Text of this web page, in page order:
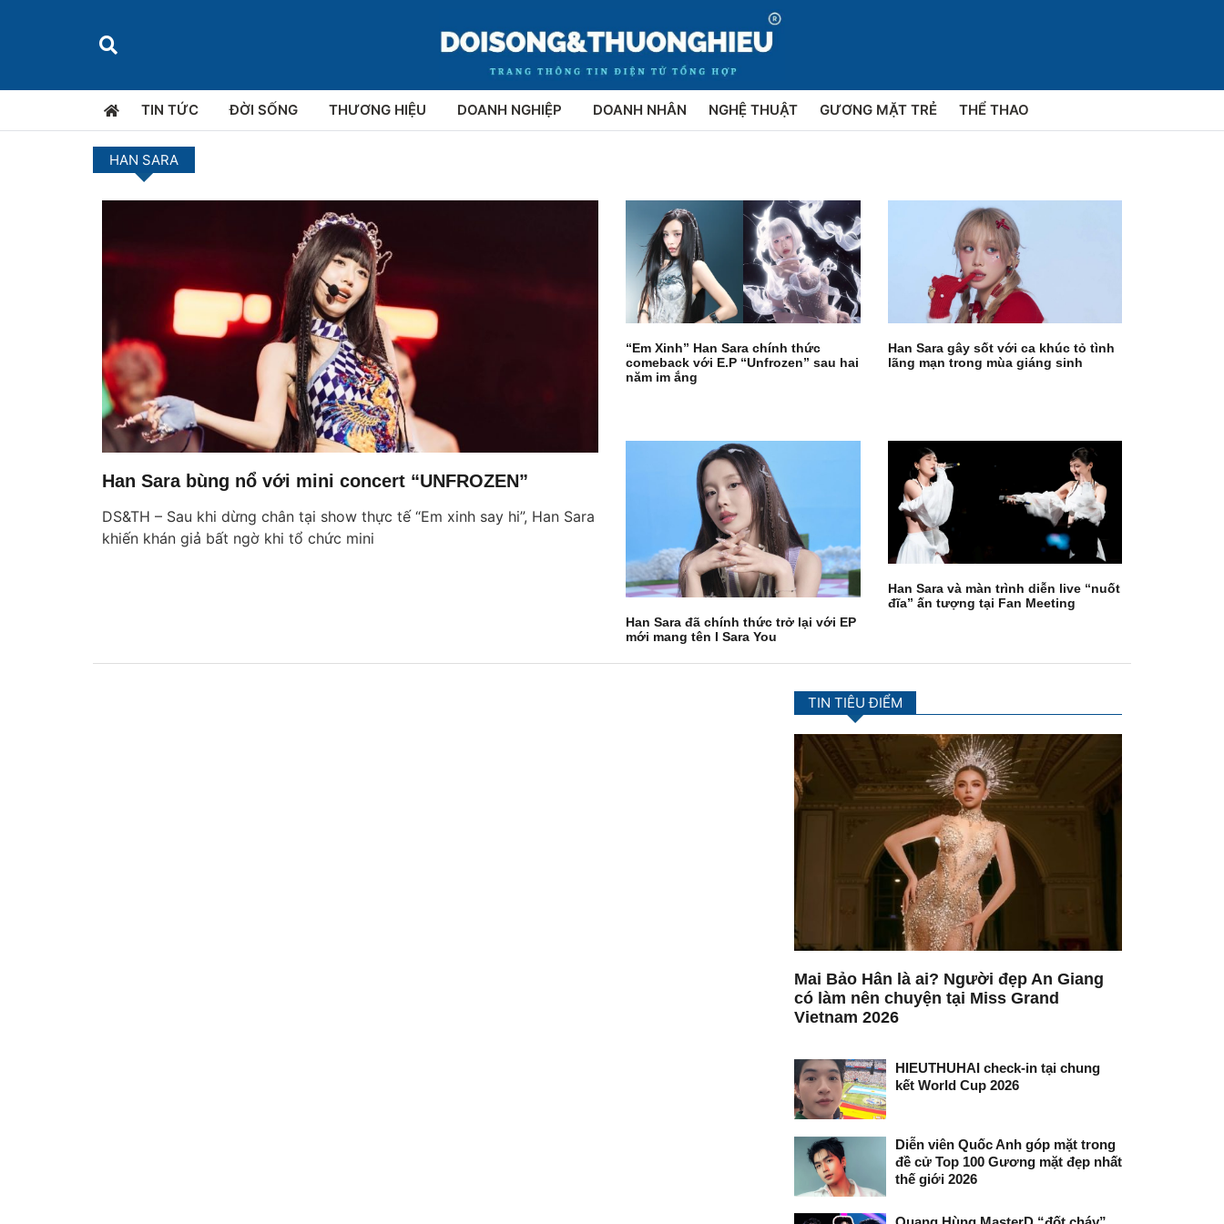
TIN TỨC ĐỜI SỐNG THƯƠNG HIỆU DOANH NGHIỆP DOANH NHÂN NGHỆ THUẬT GƯƠNG MẶT TRẺ THỂ THAO
HAN SARA
Han Sara bùng nổ với mini concert “UNFROZEN”
DS&TH – Sau khi dừng chân tại show thực tế “Em xinh say hi”, Han Sara
khiến khán giả bất ngờ khi tổ chức mini
“Em Xinh” Han Sara chính thức
comeback với E.P “Unfrozen” sau hai
năm im ắng
Han Sara gây sốt với ca khúc tỏ tình
lãng mạn trong mùa giáng sinh
Han Sara đã chính thức trở lại với EP
mới mang tên I Sara You
Han Sara và màn trình diễn live “nuốt
đĩa” ấn tượng tại Fan Meeting
TIN TIÊU ĐIỂM
Mai Bảo Hân là ai? Người đẹp An Giang
có làm nên chuyện tại Miss Grand
Vietnam 2026
HIEUTHUHAI check-in tại chung
kết World Cup 2026
Diễn viên Quốc Anh góp mặt trong
đề cử Top 100 Gương mặt đẹp nhất
thế giới 2026